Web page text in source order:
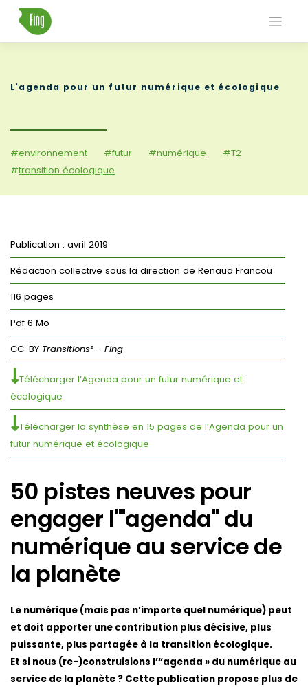
content
L'agenda pour un futur numérique et écologique
#environnement #futur #numérique #T2
#transition écologique
Publication : avril 2019
Rédaction collective sous la direction de Renaud Francou
116 pages
Pdf 6 Mo
CC-BY Transitions² – Fing
Télécharger l’Agenda pour un futur numérique et
écologique
Télécharger la synthèse en 15 pages de l’Agenda pour un
futur numérique et écologique
50 pistes neuves pour
engager l'"agenda" du
numérique au service de
la planète
Le numérique (mais pas n’importe quel numérique) peut
et doit apporter une contribution plus décisive, plus
puissante, plus partagée à la transition écologique.
Et si nous (re-)construisions l’“agenda » du numérique au
service de la planète ? Cette publication propose plus de